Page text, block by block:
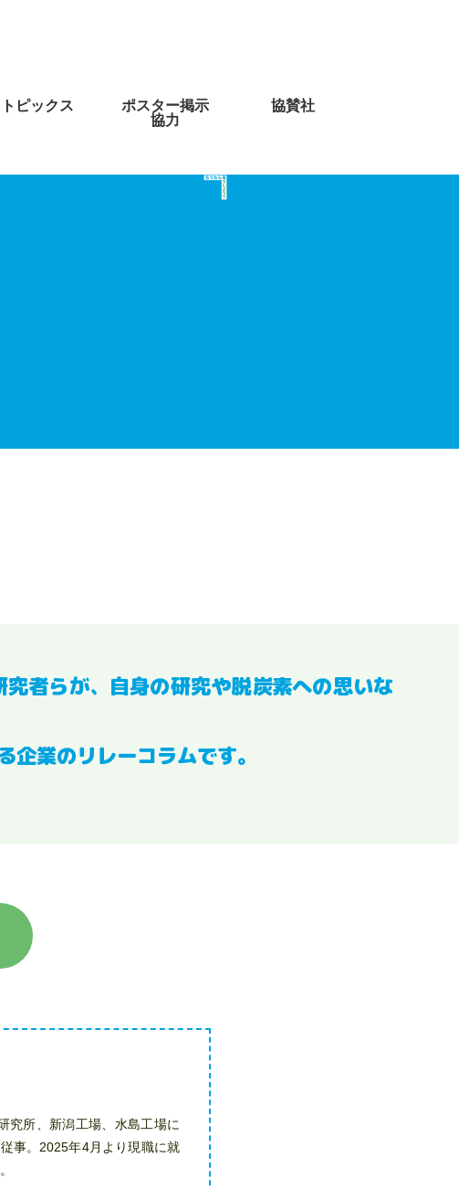
トピックス
ポスター掲示
協力
協賛社
者らが、自身の研究や脱炭素への思いな
業のリレーコラムです。
究所、新潟工場、水島工場に
事。2025年4月より現職に就